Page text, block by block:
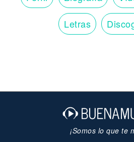
Letras
¡Somos lo que te